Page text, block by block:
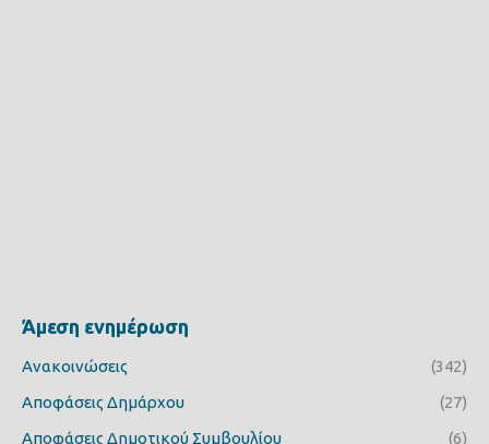
Άμεση ενημέρωση
Ανακοινώσεις
(342)
Αποφάσεις Δημάρχου
(27)
Αποφάσεις Δημοτικού Συμβουλίου
(6)